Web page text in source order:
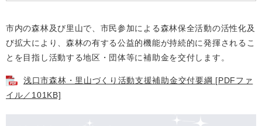
市内の森林及び里山で、市民参加による森林保全活動の活性化及
び拡大により、森林の有する公益的機能が持続的に発揮されるこ
とを目指し活動する地区・団体等に補助金を交付します。
浅口市森林・里山づくり活動支援補助金交付要綱 [PDFファ
イル／101KB]